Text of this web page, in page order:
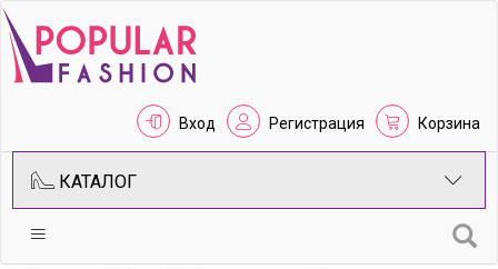
Вход Регистрация Корзина
КАТАЛОГ